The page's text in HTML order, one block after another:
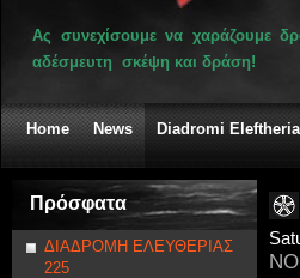
Ας συνεχίσουμε να χαράζουμε
αδέσμευτη σκέψη και δράση!
Home News Diadromi
Πρόσφατα
ΔΙΑΔΡΟΜΗ ΕΛΕΥΘΕΡΙΑΣ
225